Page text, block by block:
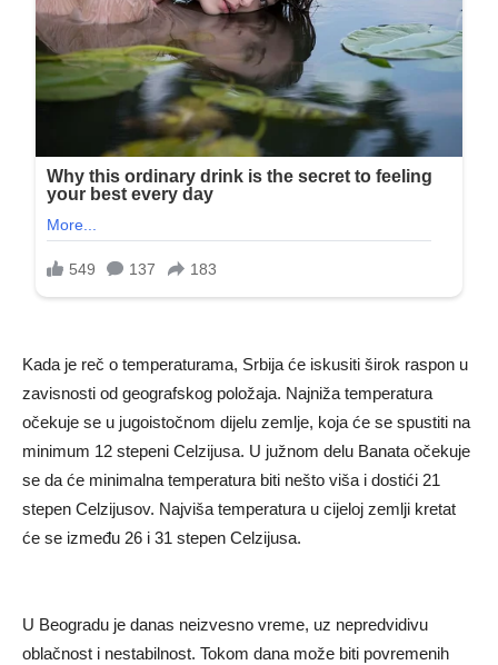
Kada je reč o temperaturama, Srbija će iskusiti širok raspon u
zavisnosti od geografskog položaja. Najniža temperatura
očekuje se u jugoistočnom dijelu zemlje, koja će se spustiti na
minimum 12 stepeni Celzijusa. U južnom delu Banata očekuje
se da će minimalna temperatura biti nešto viša i dostići 21
stepen Celzijusov. Najviša temperatura u cijeloj zemlji kretat
će se između 26 i 31 stepen Celzijusa.
U Beogradu je danas neizvesno vreme, uz nepredvidivu
oblačnost i nestabilnost. Tokom dana može biti povremenih